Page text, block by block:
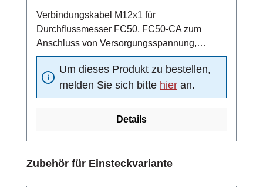
Verbindungskabel M12x1 für
Durchflussmesser FC50, FC50-CA zum
Anschluss von Versorgungsspannung,
Analogausgang und Schaltausgangmit
Steckverbinder nach IEC 60947-5-2, 4-polig
M12x1 und Kabel mit halogenfreier PUR-
Isolation 4x0,34 mm2Schutzart IP67 (nur im
verschraubten Zustand mit dem
Um dieses Produkt zu bestellen,
melden Sie sich bitte hier an.
Details
Produktgalerie überspringen
Zubehör für Einsteckvariante